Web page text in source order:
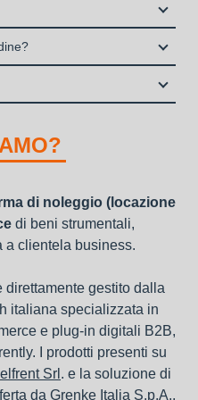
accedere al servizio di
società specializzata nel
concluso il contratto, a tutela
gestione per i propri clienti.
online
sarà stipulato con Grenke
(B2B), previa approvazione
della stessa.
con l’omino e clicca su
considerati un servizio. I
ai fini IRES e IRAP
di noleggio (locazione
di beni strumentali,
a clientela business.
direttamente gestito dalla
italiana specializzata in
e plug-in digitali B2B,
I prodotti presenti su
Srl . e la soluzione di
da Grenke Italia S.p.A.,